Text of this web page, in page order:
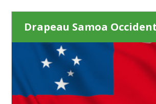
Drapeau Samoa